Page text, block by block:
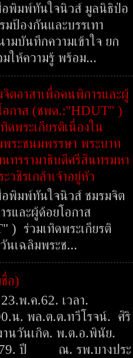
พิมพ์ทันใจนิวส์ มูลนิธิป่อ
มป้องกันและบรรเทา
มบันทึกความเข้าใจ ยก
ให้ความรู้ พร้อม...
จิตอาสาเพื่อคนพิการและผู้
อกาส (ชพด.:"HDUT" )
ดพระเกียรติเนื่องใน
ระชนมพรรษา พระบาท
นทรรามาธิบดีศรีสินทรมหา
วชิรเกล้าเจ้าอยู่หัว
พิมพ์ทันใจนิวส์ ชมรมจิต
รและผู้ด้อยโอกาส
) ร่วมเทิดพระเกียรติ
นเฉลิมพระช...
อ)
พ.ค.62. เวลา.
น. พล.ต.ต.ทวีโรจน์. ศิริ
านวันเกิด. พ.ต.อ.พินัย.
79. ปี ณ. รพ.บางประ